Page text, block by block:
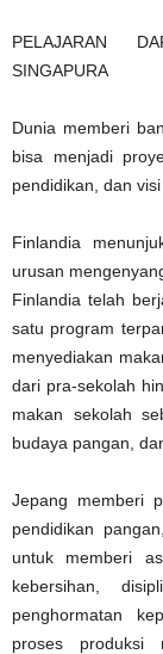
PELAJARAN
SINGAPURA
Dunia memberi
bisa menjadi
pendidikan, dan
Finlandia
urusan
Finlandia telah
satu program
menyediakan
dari pra-sekolah
makan sekolah
budaya pangan,
Jepang memberi
pendidikan
untuk memberi
kebersihan,
penghormatan
proses produksi